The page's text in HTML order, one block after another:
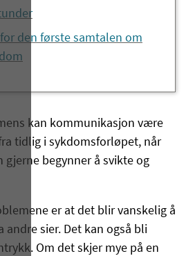
den første samtalen om
kan kommunikasjon være
tidlig i sykdomsforløpet, når
begynner å svikte og
er at det blir vanskelig å
andre sier. Det kan også bli
Om det skjer mye på en